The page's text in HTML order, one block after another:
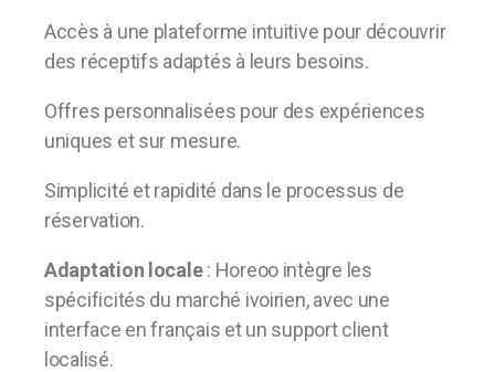
Accès à une plateforme intuitive pour découvrir
des réceptifs adaptés à leurs besoins.
Offres personnalisées pour des expériences
uniques et sur mesure.
Simplicité et rapidité dans le processus de
réservation.
Adaptation locale: Horeoo intègre les
spécificités du marché ivoirien, avec une
interface en français et un support client
localisé.